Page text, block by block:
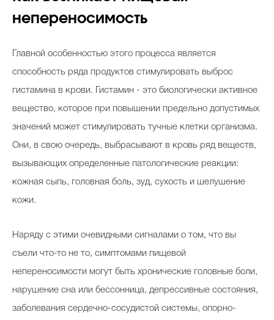
непереносимость
Главной особенностью этого процесса является
способность ряда продуктов стимулировать выброс
гистамина в крови. Гистамин - это биологически активное
вещество, которое при повышении предельно допустимых
значений может стимулировать тучные клетки организма.
Они, в свою очередь, выбрасывают в кровь ряд веществ,
вызывающих определенные патологические реакции:
кожная сыпь, головная боль, зуд, сухость и шелушение
кожи.
Наряду с этими очевидными сигналами о том, что вы
съели что-то не то, симптомами пищевой
непереносимости могут быть хронические головные боли,
нарушение сна или бессонница, депрессивные состояния,
заболевания сердечно-сосудистой системы, опорно-